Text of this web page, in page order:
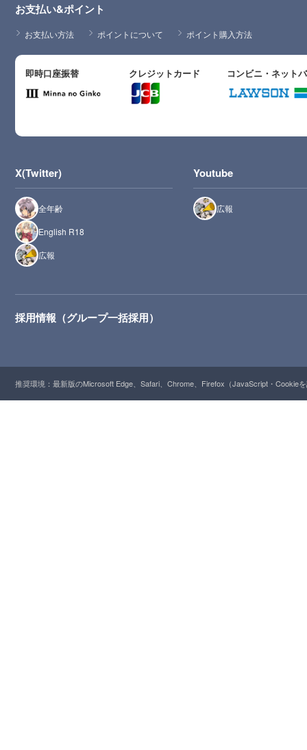
お支払い&ポイント
お支払い方法 ポイントについて ポイント購入方法
即時口座振替 クレジットカード コンビニ・ネット
X(Twitter)
全年齢
English R18
広報
Youtube
広報
採用情報（グループ一括採用）
推奨環境：最新版のMicrosoft Edge、Safari、Chrome、Firefox（JavaScript・Cookie